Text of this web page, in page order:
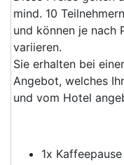
mind. 10 Teilnehmern
und können je nach
variieren.
Sie erhalten bei
Angebot, welches
und vom Hotel
1x